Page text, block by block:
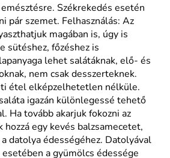
Székrekedés esetén
pár szemet. Felhasználás: Az
magában is, úgy is
sütéshez, főzéshez is
lehet salátáknak, elő- és
nem csak desszerteknek.
étel elképzelhetetlen nélküle.
igazán különlegessé tehető
Ha tovább akarjuk fokozni az
egy kevés balzsamecetet,
datolya édességéhez. Datolyával
a gyümölcs édessége